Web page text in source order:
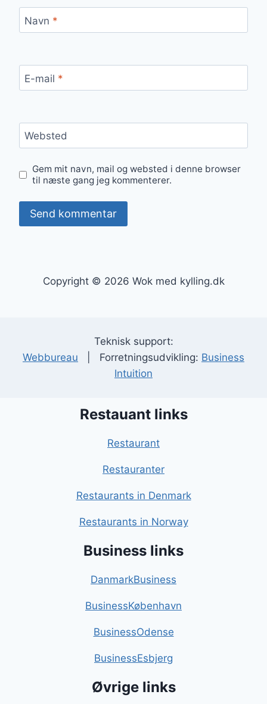
Navn *
E-mail *
Websted
Gem mit navn, mail og websted i denne browser
til næste gang jeg kommenterer.
Copyright © 2026 Wok med kylling.dk
Teknisk support:
Webbureau | Forretningsudvikling: Business
Intuition
Restauant links
Restaurant
Restauranter
Restaurants in Denmark
Restaurants in Norway
Business links
DanmarkBusiness
BusinessKøbenhavn
BusinessOdense
BusinessEsbjerg
Øvrige links